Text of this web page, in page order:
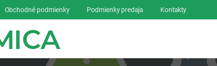
Obchodné podmienky Podmienky predaja Kontakty